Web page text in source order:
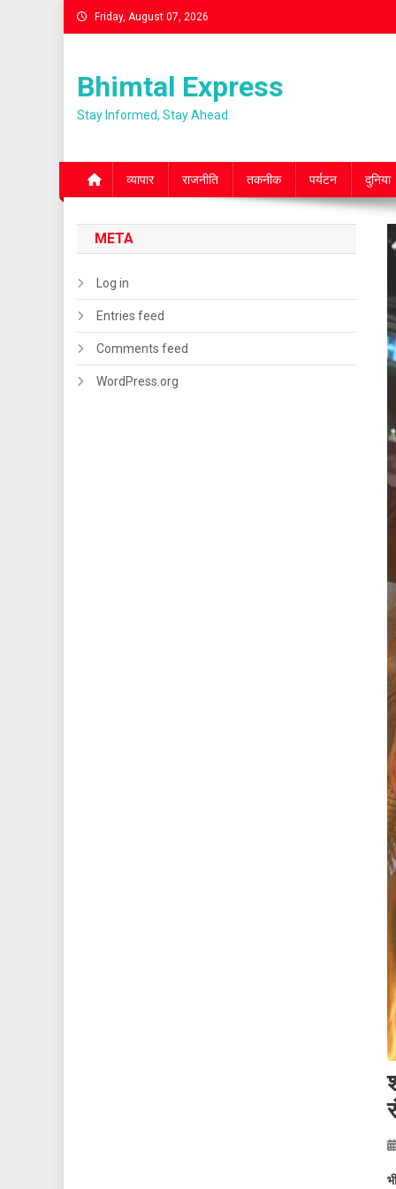
Skip
to
Friday, August 07, 2026
Bhimtal Express
Stay Informed, Stay Ahead
व्यापार राजनीति तकनीक पर्यटन दुनिया
META
Log in
Entries feed
Comments feed
WordPress.org